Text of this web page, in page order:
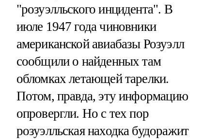
"розуэлльского инцидента". В
июле 1947 года чиновники
американской авиабазы Розуэлл
сообщили о найденных там
обломках летающей тарелки.
Потом, правда, эту информацию
опровергли. Но с тех пор
розуэлльская находка будоражит